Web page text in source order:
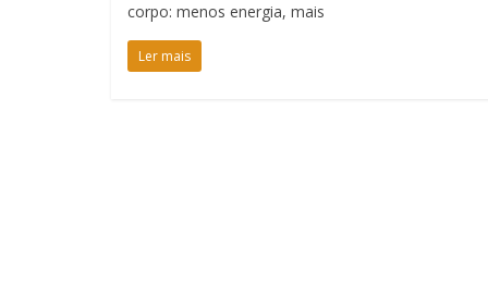
corpo: menos energia, mais
Ler mais